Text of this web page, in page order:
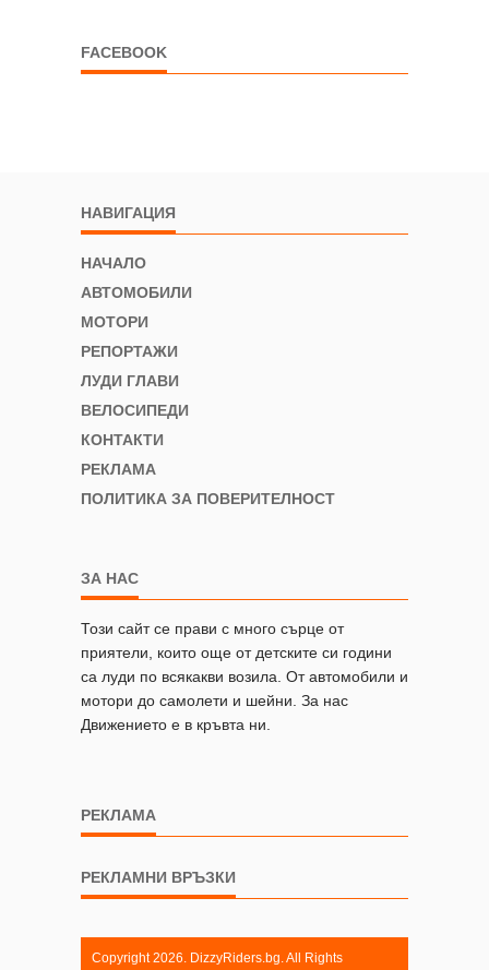
FACEBOOK
НАВИГАЦИЯ
НАЧАЛО
АВТОМОБИЛИ
МОТОРИ
РЕПОРТАЖИ
ЛУДИ ГЛАВИ
ВЕЛОСИПЕДИ
КОНТАКТИ
РЕКЛАМА
ПОЛИТИКА ЗА ПОВЕРИТЕЛНОСТ
ЗА НАС
Този сайт се прави с много сърце от
приятели, които още от детските си години
са луди по всякакви возила. От автомобили и
мотори до самолети и шейни. За нас
Движението е в кръвта ни.
РЕКЛАМА
РЕКЛАМНИ ВРЪЗКИ
Copyright 2026. DizzyRiders.bg. All Rights